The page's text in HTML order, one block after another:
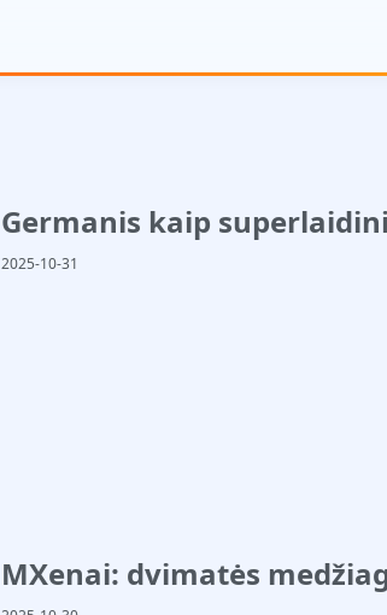
Germanis kaip
2025-10-31
MXenai: dvimatės